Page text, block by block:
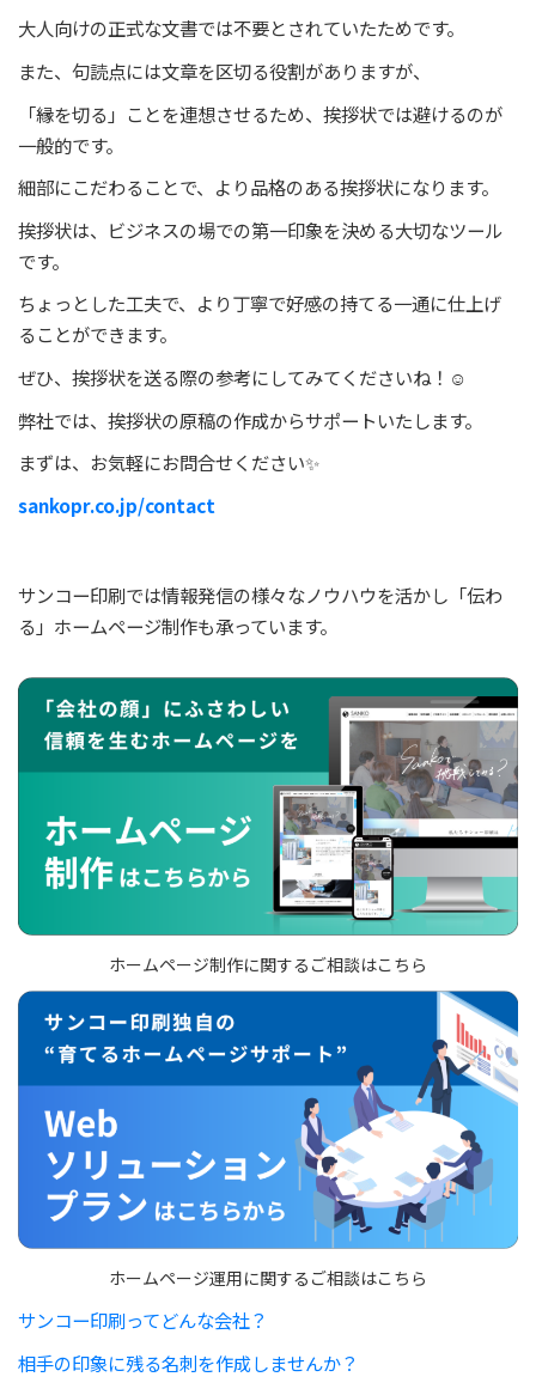
大人向けの正式な文書では不要とされていたためです。
また、句読点には文章を区切る役割がありますが、
「縁を切る」ことを連想させるため、挨拶状では避けるのが
一般的です。
細部にこだわることで、より品格のある挨拶状になります。
挨拶状は、ビジネスの場での第一印象を決める大切なツール
です。
ちょっとした工夫で、より丁寧で好感の持てる一通に仕上げ
ることができます。
ぜひ、挨拶状を送る際の参考にしてみてくださいね！☺
弊社では、挨拶状の原稿の作成からサポートいたします。
まずは、お気軽にお問合せください✨
sankopr.co.jp/contact
サンコー印刷では情報発信の様々なノウハウを活かし「伝わ
る」ホームページ制作も承っています。
ホームページ制作に関するご相談はこちら
ホームページ運用に関するご相談はこちら
サンコー印刷ってどんな会社？
相手の印象に残る名刺を作成しませんか？